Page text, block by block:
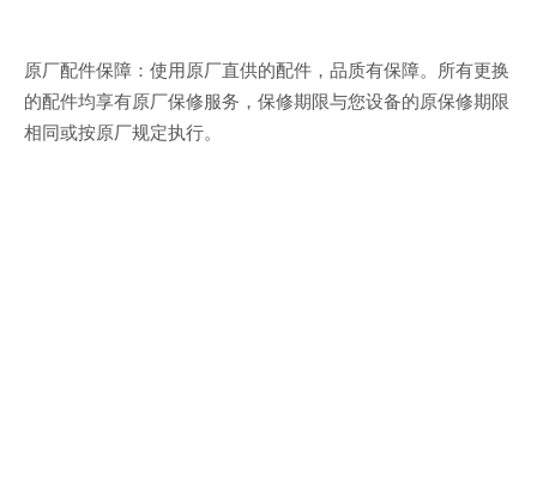
原厂配件保障：使用原厂直供的配件，品质有保障。所有更换
的配件均享有原厂保修服务，保修期限与您设备的原保修期限
相同或按原厂规定执行。